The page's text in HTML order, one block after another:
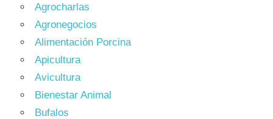
Agrocharlas
Agronegocios
Alimentación Porcina
Apicultura
Avicultura
Bienestar Animal
Bufalos